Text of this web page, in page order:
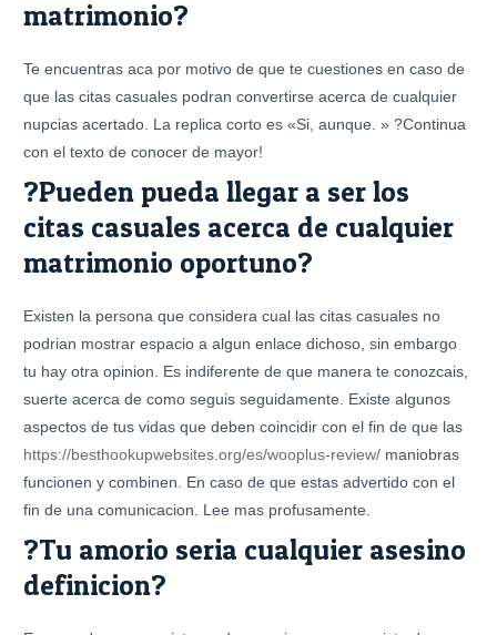
matrimonio?
Te encuentras aca por motivo de que te cuestiones en caso de
que las citas casuales podran convertirse acerca de cualquier
nupcias acertado. La replica corto es «Si, aunque. » ?Continua
con el texto de conocer de mayor!
?Pueden pueda llegar a ser los
citas casuales acerca de cualquier
matrimonio oportuno?
Existen la persona que considera cual las citas casuales no
podrian mostrar espacio a algun enlace dichoso, sin embargo
tu hay otra opinion. Es indiferente de que manera te conozcais,
suerte acerca de como seguis seguidamente. Existe algunos
aspectos de tus vidas que deben coincidir con el fin de que las
https://besthookupwebsites.org/es/wooplus-review/ maniobras
funcionen y combinen. En caso de que estas advertido con el
fin de una comunicacion. Lee mas profusamente.
?Tu amorio seri­a cualquier asesino
definicion?